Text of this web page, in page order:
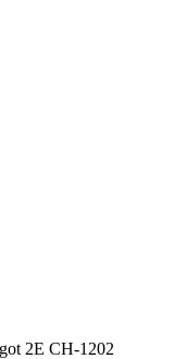
2E CH-1202